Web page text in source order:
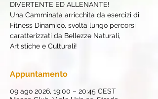
DIVERTENTE ED ALLENANTE!
Una Camminata arricchita da esercizi di
Fitness Dinamico, svolta lungo percorsi
caratterizzati da Bellezze Naturali,
Artistiche e Culturali!
Appuntamento
09 ago 2026, 19:00 – 20:45 CEST